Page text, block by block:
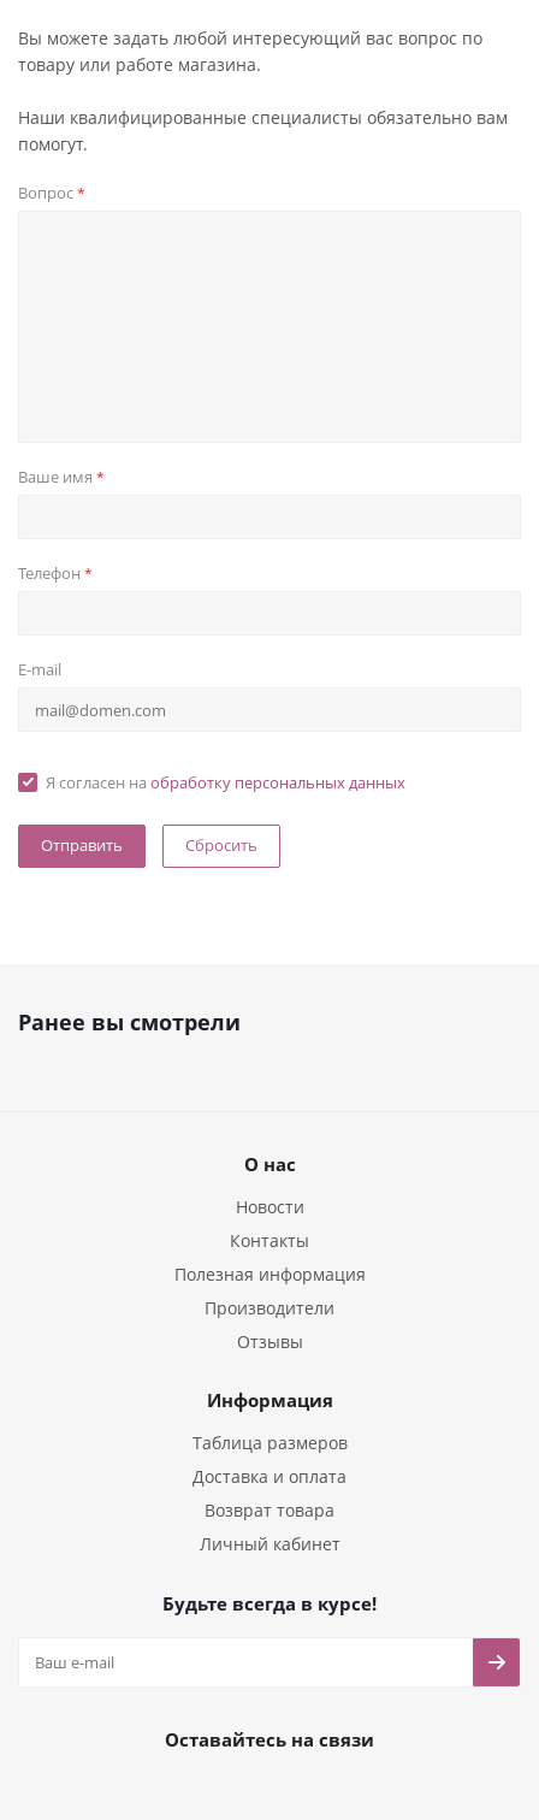
Вы можете задать любой интересующий вас вопрос по
товару или работе магазина.
Наши квалифицированные специалисты обязательно вам
помогут.
Вопрос*
Ваше имя *
Телефон *
E-mail
Я согласен на обработку персональных данных
Сбросить
Ранее вы смотрели
О нас
Новости
Контакты
Полезная информация
Производители
Отзывы
Информация
Таблица размеров
Доставка и оплата
Возврат товара
Личный кабинет
Будьте всегда в курсе!
Оставайтесь на связи